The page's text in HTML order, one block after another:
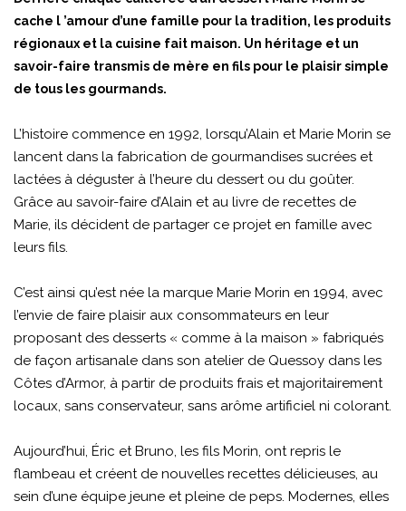
cache l ’amour d’une famille pour la tradition, les produits
régionaux et la cuisine fait maison. Un héritage et un
savoir-faire transmis de mère en fils pour le plaisir simple
de tous les gourmands.
L’histoire commence en 1992, lorsqu’Alain et Marie Morin se
lancent dans la fabrication de gourmandises sucrées et
lactées à déguster à l’heure du dessert ou du goûter.
Grâce au savoir-faire d’Alain et au livre de recettes de
Marie, ils décident de partager ce projet en famille avec
leurs fils.
C’est ainsi qu’est née la marque Marie Morin en 1994, avec
l’envie de faire plaisir aux consommateurs en leur
proposant des desserts « comme à la maison » fabriqués
de façon artisanale dans son atelier de Quessoy dans les
Côtes d’Armor, à partir de produits frais et majoritairement
locaux, sans conservateur, sans arôme artificiel ni colorant.
Aujourd’hui, Éric et Bruno, les fils Morin, ont repris le
flambeau et créent de nouvelles recettes délicieuses, au
sein d’une équipe jeune et pleine de peps. Modernes, elles